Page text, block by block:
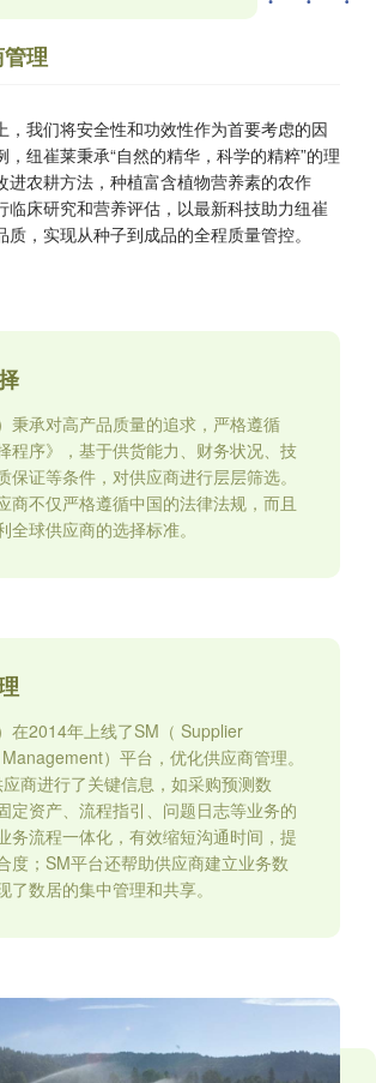
理
，我们将安全性和功效性作为首要考虑的因
，纽崔莱秉承“自然的精华，科学的精粹”的理
进农耕方法，种植富含植物营养素的农作
临床研究和营养评估，以最新科技助力纽崔
，实现从种子到成品的全程质量管控。
秉承对高产品质量的追求，严格遵循
程序》，基于供货能力、财务状况、技
保证等条件，对供应商进行层层筛选。
商不仅严格遵循中国的法律法规，而且
全球供应商的选择标准。
在2014年上线了SM（ Supplier
）平台，优化供应商管理。
商进行了关键信息，如采购预测数
定资产、流程指引、问题日志等业务的
务流程一体化，有效缩短沟通时间，提
度；SM平台还帮助供应商建立业务数
了数居的集中管理和共享。